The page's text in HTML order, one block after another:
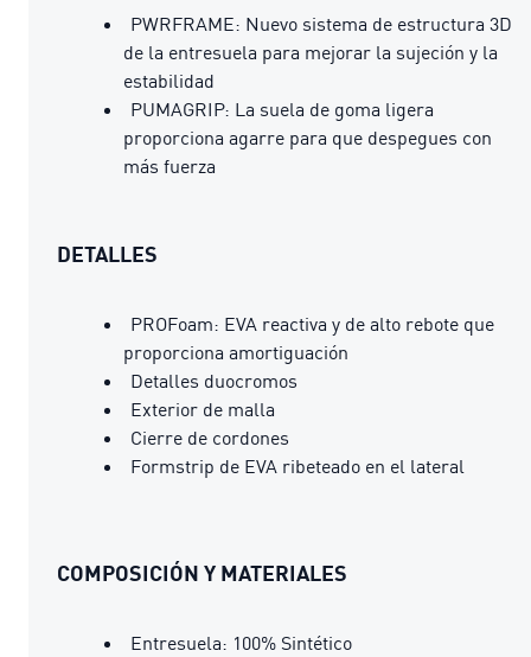
PWRFRAME: Nuevo sistema de estructura 3D
de la entresuela para mejorar la sujeción y la
estabilidad
PUMAGRIP: La suela de goma ligera
proporciona agarre para que despegues con
más fuerza
DETALLES
PROFoam: EVA reactiva y de alto rebote que
proporciona amortiguación
Detalles duocromos
Exterior de malla
Cierre de cordones
Formstrip de EVA ribeteado en el lateral
COMPOSICIÓN Y MATERIALES
Entresuela: 100% Sintético